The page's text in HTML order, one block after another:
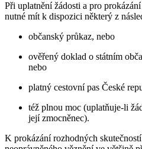
Při uplatnění žádosti a pro
nutné mít k dispozici některý z
občanský průkaz, nebo
ověřený doklad o státním
nebo
platný cestovní pas České
též plnou moc (uplatňuje-li
její zmocněnec).
K prokázání rozhodných